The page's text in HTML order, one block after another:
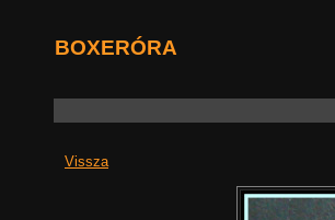
BOXERÓRA
Vissza